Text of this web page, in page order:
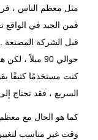
مثل معظم الناس ،
فمن الجيد في
قبل الشركة المصنعة
حوالي 90
كنت مستخدمًا كثيفًا
السريع ، فقد تحتاج
كما هو الحال مع
وقت غير مناسب